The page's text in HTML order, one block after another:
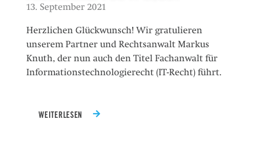
13. September 2021
Herzlichen Glückwunsch! Wir gratulieren
unserem Partner und Rechtsanwalt Markus
Knuth, der nun auch den Titel Fachanwalt für
Informationstechnologierecht (IT-Recht) führt.
WEITERLESEN